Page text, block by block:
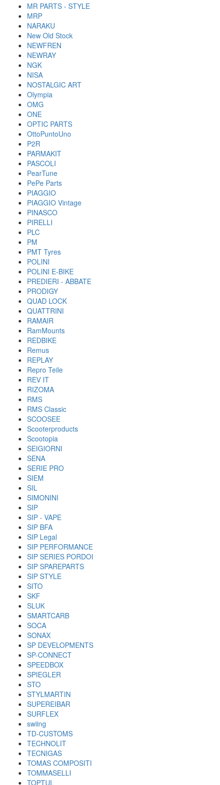
MR PARTS - STYLE
MRP
NARAKU
New Old Stock
NEWFREN
NEWRAY
NGK
NISA
NOSTALGIC ART
Olympia
OMG
ONE
OPTIC PARTS
OttoPuntoUno
P2R
PARMAKIT
PASCOLI
PearTune
PePe Parts
PIAGGIO
PIAGGIO Vintage
PINASCO
PIRELLI
PLC
PM
PMT Tyres
POLINI
POLINI E-BIKE
PREDIERI - ABBATE
PRODIGY
QUAD LOCK
QUATTRINI
RAMAIR
RamMounts
REDBIKE
Remus
REPLAY
Repro Teile
REV IT
RIZOMA
RMS
RMS Classic
SCOOSEE
Scooterproducts
Scootopia
SEIGIORNI
SENA
SERIE PRO
SIEM
SIL
SIMONINI
SIP
SIP - VAPE
SIP BFA
SIP Legal
SIP PERFORMANCE
SIP SERIES PORDOI
SIP SPAREPARTS
SIP STYLE
SITO
SKF
SLUK
SMARTCARB
SOCA
SONAX
SP DEVELOPMENTS
SP-CONNECT
SPEEDBOX
SPIEGLER
STO
STYLMARTIN
SUPEREIBAR
SURFLEX
swiing
TD-CUSTOMS
TECHNOLIT
TECNIGAS
TOMAS COMPOSITI
TOMMASELLI
TOPTUL